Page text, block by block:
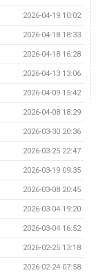
2026-04-19 10:02
2026-04-18 18:33
2026-04-18 16:28
2026-04-13 13:06
2026-04-09 15:42
2026-04-08 18:29
2026-03-30 20:36
2026-03-25 22:47
2026-03-19 09:35
2026-03-08 20:45
2026-03-04 19:20
2026-03-04 16:52
2026-02-25 13:18
2026-02-24 07:58